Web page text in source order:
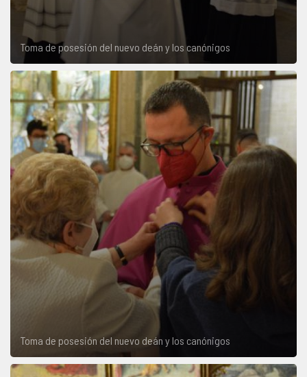
Toma de posesión del nuevo deán y los canónigos
Toma de posesión del nuevo deán y los canónigos